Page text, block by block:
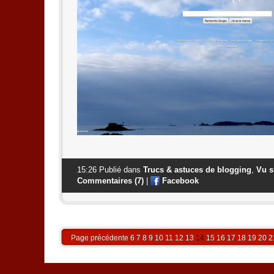
15:26 Publié dans Trucs & astuces de blogging, Vu
Commentaires (7)
Facebook
Page précédente 6 7 8 9 10 11 12 13 14 15 16 17 18 19 20